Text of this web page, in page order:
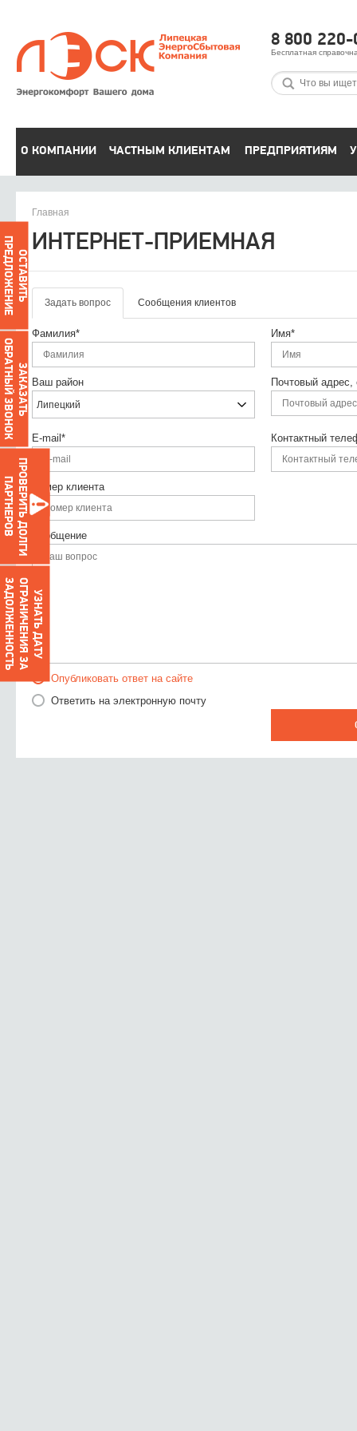
8 800
Бесплатная
О КОМПАНИИ ЧАСТНЫМ КЛИЕНТАМ ПРЕДПРИЯТИЯМ
Главная
ИНТЕРНЕТ-ПРИЕМНАЯ
Задать вопрос Сообщения клиентов
Фамилия* Имя*
Ваш район
Липецкий
Почтовый адрес,
E-mail* Контактный
Номер клиента
Сообщение
Опубликовать ответ на сайте
Ответить на электронную почту
ОСТАВИТЬ
ПРЕДЛОЖЕНИЕ
ЗАКАЗАТЬ
ОБРАТНЫЙ ЗВОНОК
ПРОВЕРИТЬ ДОЛГИ
ПАРТНЕРОВ
УЗНАТЬ ДАТУ
О
Г
Р
А
Н
И
Ч
Е
Н
И
Я
З
А
З
А
Д
О
Л
Ж
Е
Н
Н
О
С
Т
Ь